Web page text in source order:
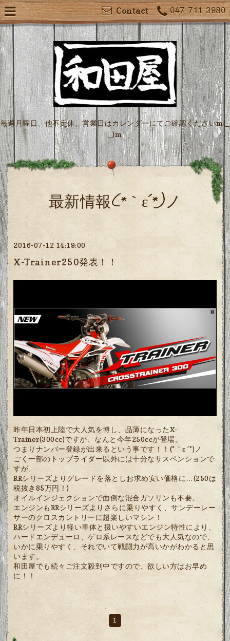
047-711-3980
Contact
毎週月曜日、他不定休。営業日はカレンダーにてご確認くださいm(_
_)m
最新情報(*｀ε´*)ノ
2016-07-12 14:19:00
X-Trainer250発表！！
昨年日本初上陸で大人気を博し、品薄になったX-
Trainer(300cc)ですが、なんと今年250ccが登場。
つまりナンバー登録が出来るという事です！！(*｀ε´*)ノ
ごく一部のトップライダー以外には十分なサスペンションで
すが、
RRシリーズよりグレードを落としお求め安い価格に…(250は
税抜き85万円！)
オイルインジェクションで面倒な混合ガソリンも不要。
エンジンもRRシリーズよりさらに乗りやすく、サンデーレー
サーのクロスカントリーに超楽しいマシン！
RRシリーズより軽い車体と扱いやすいエンジン特性により、
ハードエンデューロ、ゲロ系レースなどでも大人気なので、
いかに乗りやすく、それでいて戦闘力が高いかがわかると思
います。
和田屋でも続々ご注文殺到中ですので、欲しい方はお早め
に！！
1